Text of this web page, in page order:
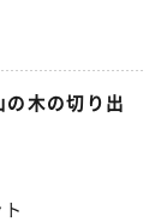
木の切り出